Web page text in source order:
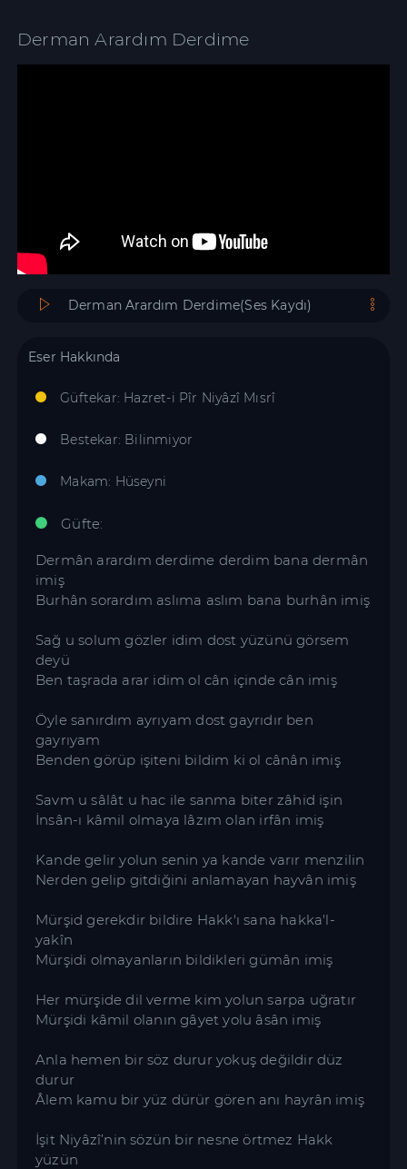
Derman Arardım Derdime
Derman Arardım Derdime(Ses Kaydı)
Eser Hakkında
Güftekar: Hazret-i Pîr Niyâzî Mısrî
Bestekar: Bilinmiyor
Makam: Hüseyni
Güfte:
Dermân arardım derdime derdim bana dermân
imiş
Burhân sorardım aslıma aslım bana burhân imiş
Sağ u solum gözler idim dost yüzünü görsem
deyü
Ben taşrada arar idim ol cân içinde cân imiş
Öyle sanırdım ayrıyam dost gayrıdır ben
gayrıyam
Benden görüp işiteni bildim ki ol cânân imiş
Savm u sâlât u hac ile sanma biter zâhid işin
İnsân‐ı kâmil olmaya lâzım olan irfân imiş
Kande gelir yolun senin ya kande varır menzilin
Nerden gelip gitdiğini anlamayan hayvân imiş
Mürşid gerekdir bildire Hakk'ı sana hakka'l‐
yakîn
Mürşidi olmayanların bildikleri gümân imiş
Her mürşide dil verme kim yolun sarpa uğratır
Mürşidi kâmil olanın gâyet yolu âsân imiş
Anla hemen bir söz durur yokuş değildir düz
durur
Âlem kamu bir yüz dürür gören anı hayrân imiş
İşit Niyâzî’nin sözün bir nesne örtmez Hakk
yüzün